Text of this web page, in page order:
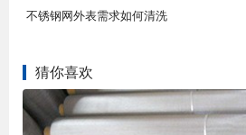
不锈钢网外表需求如何清洗
猜你喜欢